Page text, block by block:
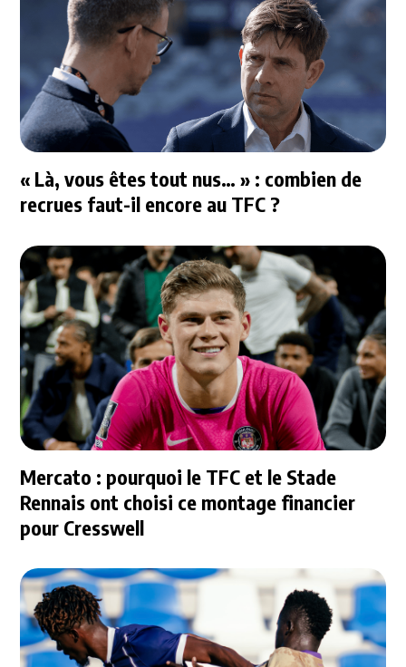
« Là, vous êtes tout nus… » : combien de
recrues faut-il encore au TFC ?
Mercato : pourquoi le TFC et le Stade
Rennais ont choisi ce montage financier
pour Cresswell